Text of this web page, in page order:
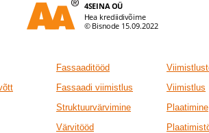
Fassaaditööd
Fassaadi viimistlus
Viimistlus
Struktuurvärvimine
Plaatimine
Värvitööd